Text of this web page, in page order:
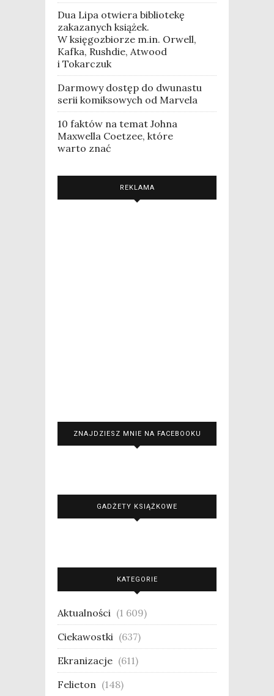
Dua Lipa otwiera bibliotekę
zakazanych książek.
W księgozbiorze m.in. Orwell,
Kafka, Rushdie, Atwood
i Tokarczuk
Darmowy dostęp do dwunastu
serii komiksowych od Marvela
10 faktów na temat Johna
Maxwella Coetzee, które
warto znać
REKLAMA
ZNAJDZIESZ MNIE NA FACEBOOKU
GADŻETY KSIĄŻKOWE
KATEGORIE
Aktualności (1 609)
Ciekawostki (637)
Ekranizacje (611)
Felieton (148)